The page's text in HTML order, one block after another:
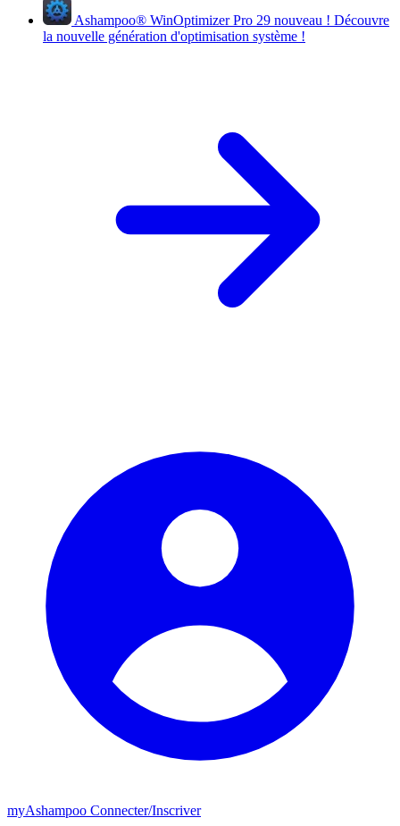
Ashampoo® WinOptimizer Pro 29 nouveau ! Découvre
la nouvelle génération d'optimisation système !
myAshampoo Connecter/Inscriver